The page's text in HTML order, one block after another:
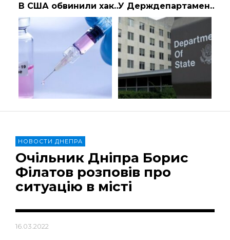
В США обвинили хакеров из Китая в попытке украсть данные о вакцине против коронавируса | Алиби У Держдепартаменті США відповіли, чи допоможуть Україні повернути чоловіків з-за кордону
НОВОСТИ ДНЕПРА
Очільник Дніпра Борис
Філатов розповів про
ситуацію в місті
16.03.2022